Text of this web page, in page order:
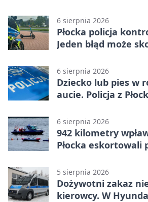
6 sierpnia 2026
Płocka policja
Jeden błąd może
6 sierpnia 2026
Dziecko lub pies w
aucie. Policja z
6 sierpnia 2026
942 kilometry
Płocka eskortowali
5 sierpnia 2026
Dożywotni zakaz
kierowcy. W